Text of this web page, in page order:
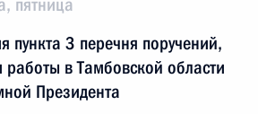
пятница
пункта 3 перечня поручений,
в Тамбовской области
Президента